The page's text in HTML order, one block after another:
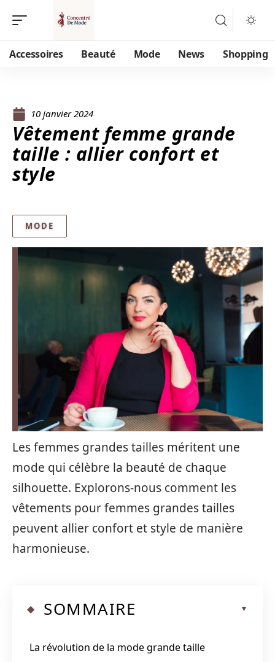
Accessoires Beauté Mode News Shopping
10 janvier 2024
Vêtement femme grande
taille : allier confort et
style
MODE
Les femmes grandes tailles méritent une
mode qui célèbre la beauté de chaque
silhouette. Explorons-nous comment les
vêtements pour femmes grandes tailles
peuvent allier confort et style de manière
harmonieuse.
SOMMAIRE
La révolution de la mode grande taille